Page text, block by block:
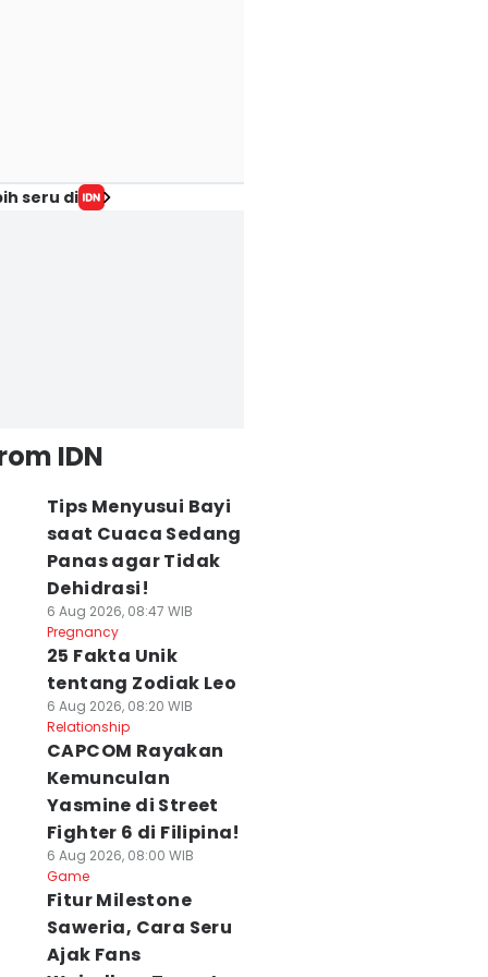
seru di
IDN
Tips Menyusui Bayi
saat Cuaca Sedang
Panas agar Tidak
Dehidrasi!
6 Aug 2026, 08:47 WIB
Pregnancy
25 Fakta Unik
tentang Zodiak Leo
6 Aug 2026, 08:20 WIB
Relationship
CAPCOM Rayakan
Kemunculan
Yasmine di Street
Fighter 6 di Filipina!
6 Aug 2026, 08:00 WIB
Game
Fitur Milestone
Saweria, Cara Seru
Ajak Fans